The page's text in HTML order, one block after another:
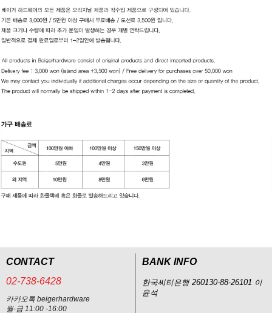
CONTACT
02-738-6428
카카오톡 beigerhardware
월-금 11:00 -16:00
BANK INFO
한국씨티은행 260130-88-26101 이
윤석